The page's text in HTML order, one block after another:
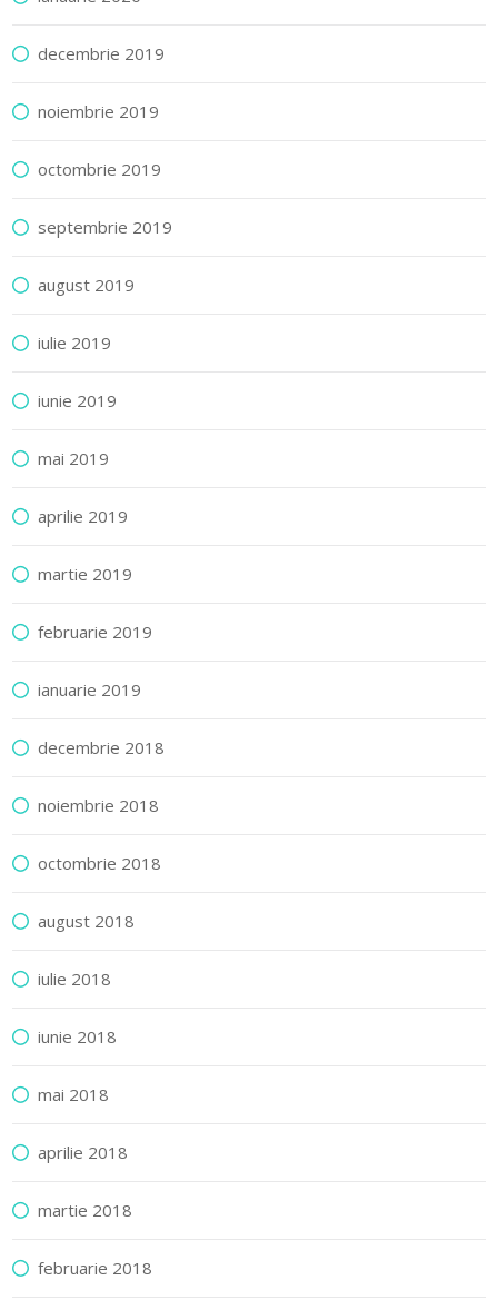
decembrie 2019
noiembrie 2019
octombrie 2019
septembrie 2019
august 2019
iulie 2019
iunie 2019
mai 2019
aprilie 2019
martie 2019
februarie 2019
ianuarie 2019
decembrie 2018
noiembrie 2018
octombrie 2018
august 2018
iulie 2018
iunie 2018
mai 2018
aprilie 2018
martie 2018
februarie 2018